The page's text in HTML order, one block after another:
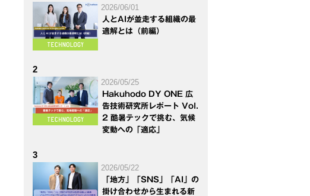
2026/06/01
人とAIが並走する組織の最
適解とは（前編）
2
2026/05/25
Hakuhodo DY ONE 広
告技術研究所レポート Vol.
2 酷暑テックで挑む、気候
変動への「適応」
3
2026/05/22
「地方」「SNS」「AI」の
掛け合わせから生まれる新